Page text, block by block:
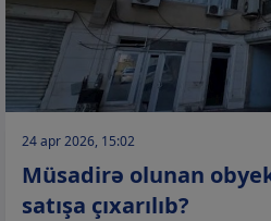
24 apr 2026, 15:02
Müsadirə olunan
satışa çıxarılıb?